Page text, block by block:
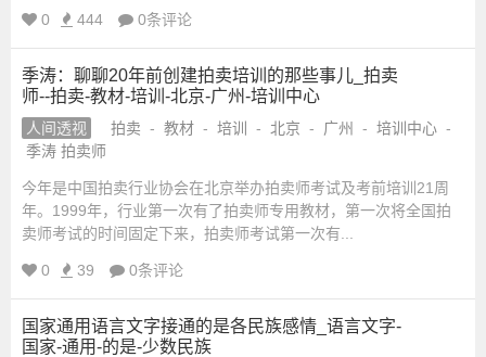
0 444 0条评论
季涛：聊聊20年前创建拍卖培训的那些事儿_拍卖
师--拍卖-教材-培训-北京-广州-培训中心
人间透视 拍卖 - 教材 - 培训 - 北京 - 广州 - 培训中心 -
季涛 拍卖师
今年是中国拍卖行业协会在北京举办拍卖师考试及考前培训21周
年。1999年，行业第一次有了拍卖师专用教材，第一次将全国拍
卖师考试的时间固定下来，拍卖师考试第一次有...
0 39 0条评论
国家通用语言文字接通的是各民族感情_语言文字-
国家-通用-的是-少数民族